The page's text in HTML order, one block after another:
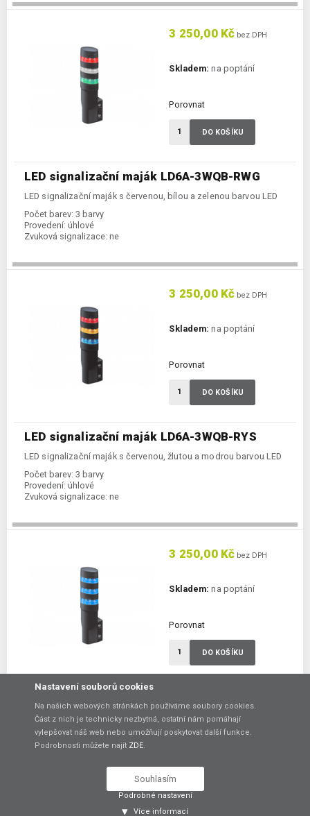
LED signalizační maják LD6A-3WQB-RWG
LED signalizační maják s červenou, bílou a zelenou barvou LED
Počet barev: 3 barvy
Provedení: úhlové
Zvuková signalizace: ne
3 250,00 Kč bez DPH
Skladem: na poptání
Porovnat
DO KOŠÍKU
LED signalizační maják LD6A-3WQB-RYS
LED signalizační maják s červenou, žlutou a modrou barvou LED
Počet barev: 3 barvy
Provedení: úhlové
Zvuková signalizace: ne
3 250,00 Kč bez DPH
Skladem: na poptání
Porovnat
DO KOŠÍKU
LED signalizační maják s 3x modrou barvou LED
Počet barev: 3 barvy
Provedení: úhlové
3 250,00 Kč bez DPH
Skladem: na poptání
Porovnat
DO KOŠÍKU
Nastavení souborů cookies
Na našich webových stránkách používáme soubory cookies.
Část z nich je technicky nezbytná, ostatní nám pomáhají
vylepšovat náš web nebo umožňují poskytovat další funkce.
Podrobnosti můžete najít ZDE.
Souhlasím
Podrobné nastavení
Více informací